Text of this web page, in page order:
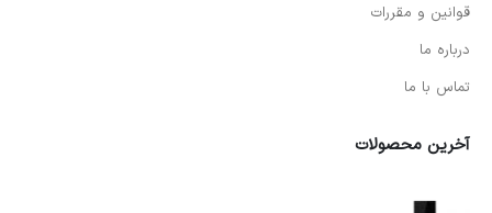
قوانین و مقررات
درباره ما
تماس با ما
آخرین محصولات